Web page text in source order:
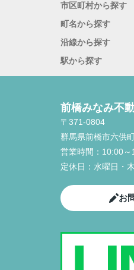
市区町村から探す
町名から探す
沿線から探す
駅から探す
前橋みなみ不
〒371-0804
群馬県前橋市六供
営業時間： 10:00～
定休日： 水曜日・
お